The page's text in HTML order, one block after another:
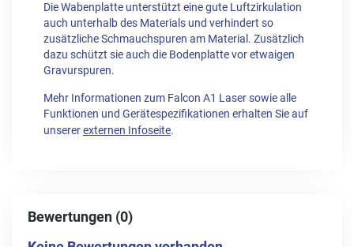
Die Wabenplatte unterstützt eine gute Luftzirkulation
auch unterhalb des Materials und verhindert so
zusätzliche Schmauchspuren am Material. Zusätzlich
dazu schützt sie auch die Bodenplatte vor etwaigen
Gravurspuren.
Mehr Informationen zum Falcon A1 Laser sowie alle
Funktionen und Gerätespezifikationen erhalten Sie auf
unsererexternen Infoseite.
Bewertungen (0)